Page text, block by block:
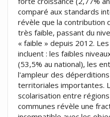
comparé aux standards
révèle que la contribution
très faible, passant du
« faible » depuis 2012.
incluent : les faibles
(53,5% au national), les
l'ampleur des
territoriales importantes.
scolarisation entre
communes révèle une